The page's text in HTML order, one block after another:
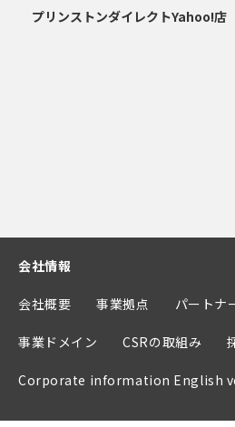
プリンストンダイレクトYahoo!店
会社情報
会社概要 事業拠点 パートナ
事業ドメイン CSRの取組み
Corporate information English